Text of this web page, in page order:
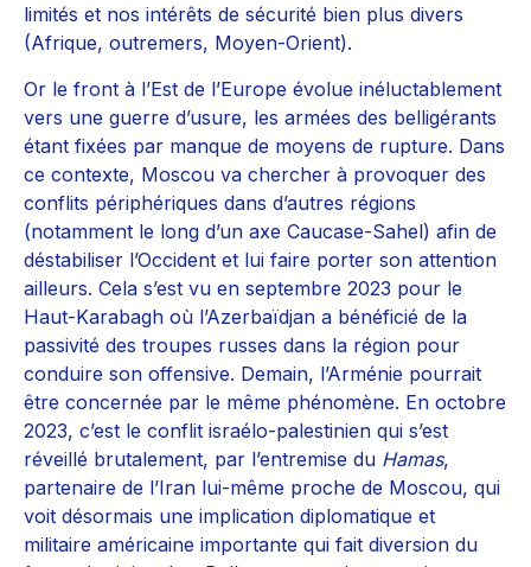
limités et nos intérêts de sécurité bien plus divers
(Afrique, outremers, Moyen-Orient).
Or le front à l’Est de l’Europe évolue inéluctablement
vers une guerre d’usure, les armées des belligérants
étant fixées par manque de moyens de rupture. Dans
ce contexte, Moscou va chercher à provoquer des
conflits périphériques dans d’autres régions
(notamment le long d’un axe Caucase-Sahel) afin de
déstabiliser l’Occident et lui faire porter son attention
ailleurs. Cela s’est vu en septembre 2023 pour le
Haut-Karabagh où l’Azerbaïdjan a bénéficié de la
passivité des troupes russes dans la région pour
conduire son offensive. Demain, l’Arménie pourrait
être concernée par le même phénomène. En octobre
2023, c’est le conflit israélo-palestinien qui s’est
réveillé brutalement, par l’entremise du Hamas,
partenaire de l’Iran lui-même proche de Moscou, qui
voit désormais une implication diplomatique et
militaire américaine importante qui fait diversion du